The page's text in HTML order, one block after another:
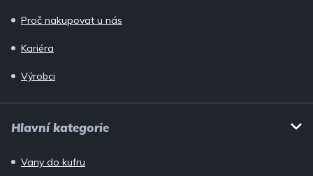
Proč nakupovat u nás
Kariéra
Výrobci
Hlavní kategorie
Vany do kufru